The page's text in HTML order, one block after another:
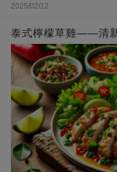
2025/02/12
泰式檸檬草雞——清